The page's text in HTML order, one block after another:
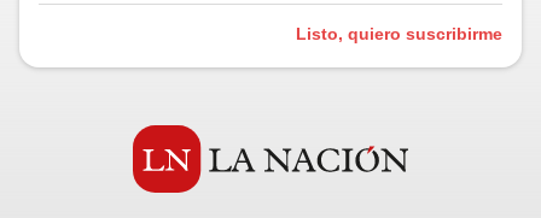
Listo, quiero suscribirme